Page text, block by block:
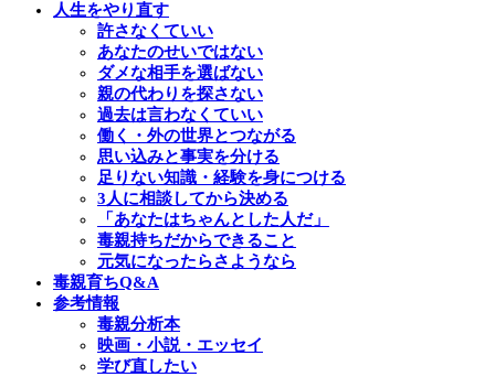
人生をやり直す
許さなくていい
あなたのせいではない
ダメな相手を選ばない
親の代わりを探さない
過去は言わなくていい
働く・外の世界とつながる
思い込みと事実を分ける
足りない知識・経験を身につける
3人に相談してから決める
「あなたはちゃんとした人だ」
毒親持ちだからできること
元気になったらさようなら
毒親育ちQ&A
参考情報
毒親分析本
映画・小説・エッセイ
学び直したい